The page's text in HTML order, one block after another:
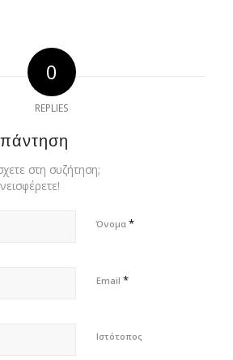
0
REPLIES
στη συζήτηση;
Όνομα *
Email *
Ιστότοπος